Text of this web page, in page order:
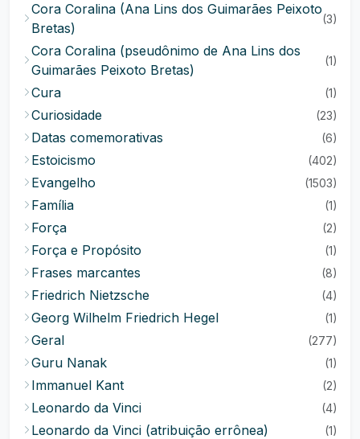
Cora Coralina (Ana Lins dos Guimarães Peixoto
Bretas)
(3)
Cora Coralina (pseudônimo de Ana Lins dos
Guimarães Peixoto Bretas)
(1)
Cura (1)
Curiosidade (23)
Datas comemorativas (6)
Estoicismo (402)
Evangelho (1503)
Família (1)
Força (2)
Força e Propósito (1)
Frases marcantes (8)
Friedrich Nietzsche (4)
Georg Wilhelm Friedrich Hegel (1)
Geral (277)
Guru Nanak (1)
Immanuel Kant (2)
Leonardo da Vinci (4)
Leonardo da Vinci (atribuição errônea) (1)